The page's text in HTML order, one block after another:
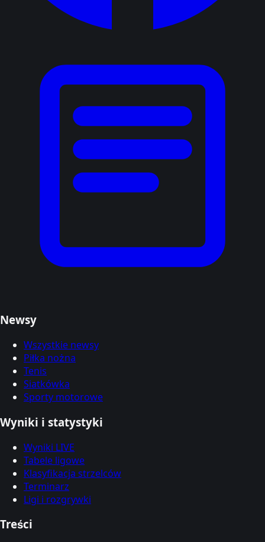
Newsy
Wszystkie newsy
Piłka nożna
Tenis
Siatkówka
Sporty motorowe
Wyniki i statystyki
Wyniki LIVE
Tabele ligowe
Klasyfikacja strzelców
Terminarz
Ligi i rozgrywki
Treści